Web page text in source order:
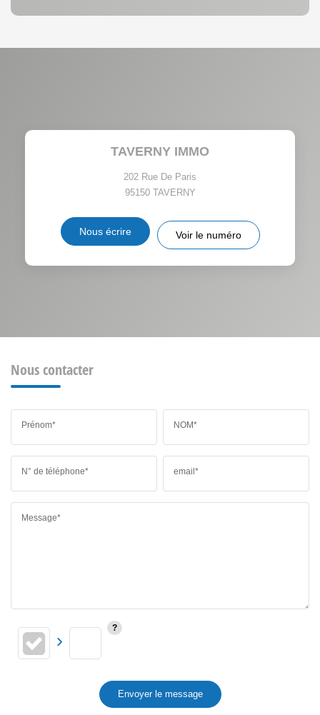
PART DES MÉNAGES SANS
VOITURE
RÉSULTATS DES LYCÉES ECOLES ET CRÈCHES
TAVERNY IMMO
202 Rue De Paris
95150 TAVERNY
Nous écrire Voir le numéro
Nous contacter
Prénom* NOM*
N° de téléphone* email*
Message*
Envoyer le message